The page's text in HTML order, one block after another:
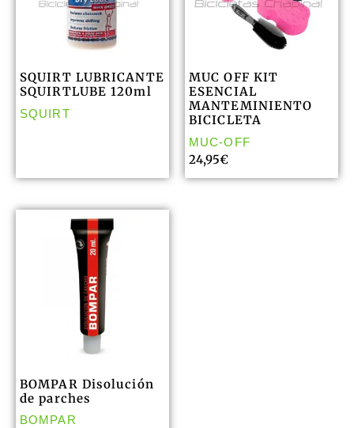
SQUIRT LUBRICANTE
SQUIRTLUBE 120ml
SQUIRT
MUC OFF KIT
ESENCIAL
MANTEMINIENTO
BICICLETA
MUC-OFF
24,95€
BOMPAR Disolución
de parches
BOMPAR